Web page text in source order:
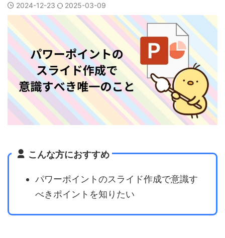
2024-12-23 2025-03-09
こんな方におすすめ
パワーポイントのスライド作成で意識す
べきポイントを知りたい